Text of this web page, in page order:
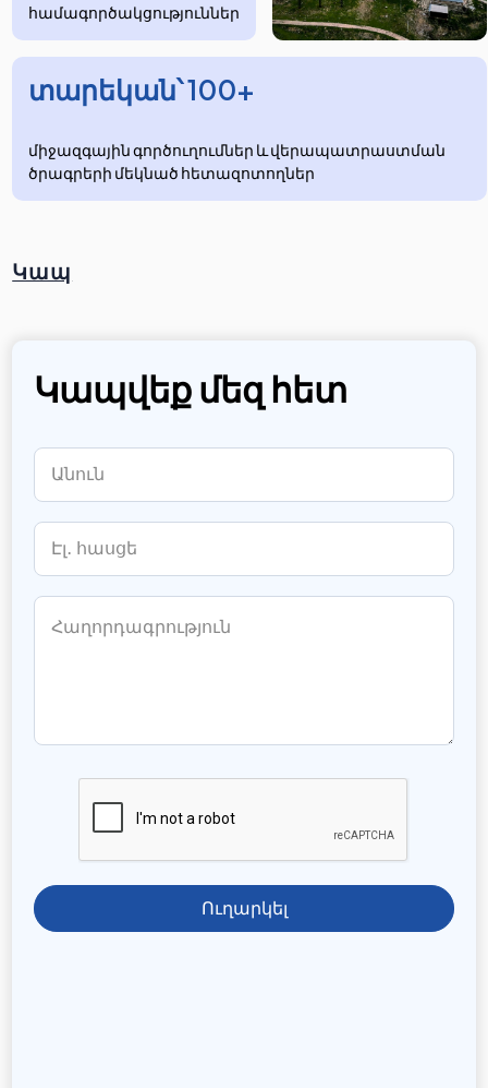
համագործակցություններ
տարեկան՝ 100+
միջազգային գործուղումներ և վերապատրաստման
ծրագրերի մեկնած հետազոտողներ
Կապ
Կապվեք մեզ հետ
Ուղարկել